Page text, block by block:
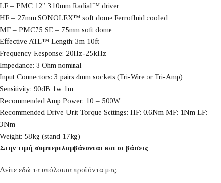
LF – PMC 12” 310mm Radial™ driver
HF – 27mm SONOLEX™ soft dome Ferrofluid cooled
MF – PMC75 SE – 75mm soft dome
Effective ATL™ Length: 3m 10ft
Frequency Response: 20Hz-25kHz
Impedance: 8 Ohm nominal
Input Connectors: 3 pairs 4mm sockets (Tri-Wire or Tri-Amp)
Sensitivity: 90dB 1w 1m
Recommended Amp Power: 10 – 500W
Recommended Drive Unit Torque Settings: HF: 0.6Nm MF: 1Nm LF:
3Nm
Weight: 58kg (stand 17kg)
Στην τιμή συμπεριλαμβάνονται και οι βάσεις
Δείτε εδώ τα υπόλοιπα προϊόντα μας.